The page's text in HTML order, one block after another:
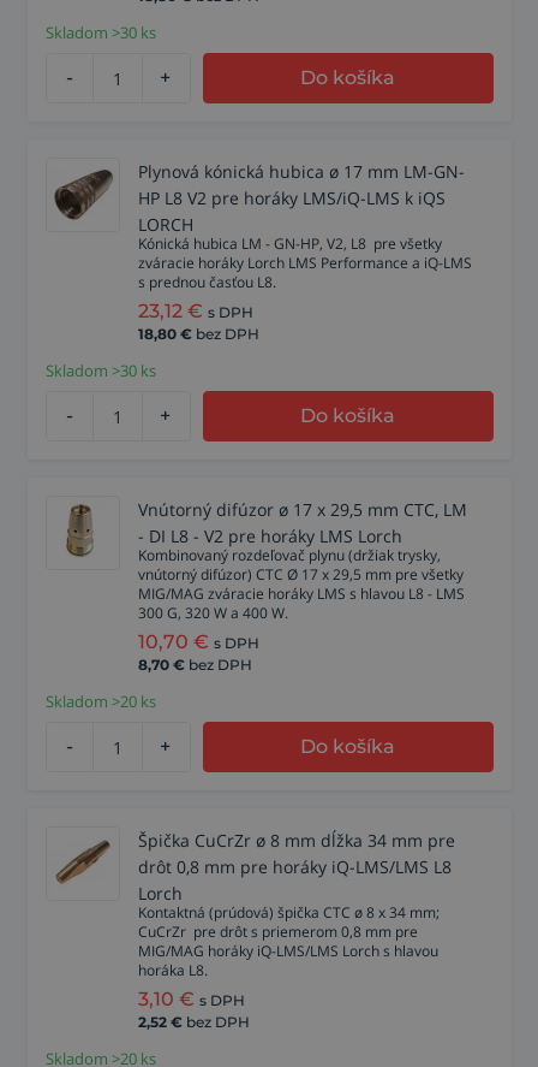
Skladom >30 ks
- + Do košíka
Plynová kónická hubica ø 17 mm LM-GN-
HP L8 V2 pre horáky LMS/iQ-LMS k iQS
LORCH
Kónická hubica LM - GN-HP, V2, L8 pre všetky
zváracie horáky Lorch LMS Performance a iQ-LMS
s prednou časťou L8.
23,12 € s DPH
18,80 € bez DPH
Skladom >30 ks
- + Do košíka
Vnútorný difúzor ø 17 x 29,5 mm CTC, LM
- DI L8 - V2 pre horáky LMS Lorch
Kombinovaný rozdeľovač plynu (držiak trysky,
vnútorný difúzor) CTC Ø 17 x 29,5 mm pre všetky
MIG/MAG zváracie horáky LMS s hlavou L8 - LMS
300 G, 320 W a 400 W.
10,70 € s DPH
8,70 € bez DPH
Skladom >20 ks
- + Do košíka
Špička CuCrZr ø 8 mm dĺžka 34 mm pre
drôt 0,8 mm pre horáky iQ-LMS/LMS L8
Lorch
Kontaktná (prúdová) špička CTC ø 8 x 34 mm;
CuCrZr pre drôt s priemerom 0,8 mm pre
MIG/MAG horáky iQ-LMS/LMS Lorch s hlavou
horáka L8.
3,10 € s DPH
2,52 € bez DPH
Skladom >20 ks